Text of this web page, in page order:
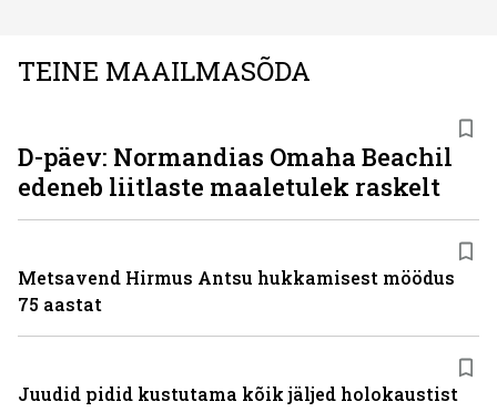
TEINE MAAILMASÕDA
D-päev: Normandias Omaha Beachil
edeneb liitlaste maaletulek raskelt
Metsavend Hirmus Antsu hukkamisest möödus
75 aastat
Juudid pidid kustutama kõik jäljed holokaustist